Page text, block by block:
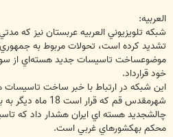
العربيه:
شبكه تلويزيوني العربيه عربستان نيز كه
تشديد كرده است، تحولات مربوط به جمهوري
موضوعساخت تاسيسات جديد هسته‌اي از
خود قرارداد.
اين شبكه در ارتباط با خبر ساخت
شهرمقدس قم كه قرار
چالشجديد هسته اي ايران هشدار داد كه
محكم بهكشورهاي غربي است.